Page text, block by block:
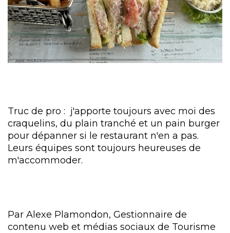
Truc de pro : j'apporte toujours avec moi des
craquelins, du plain tranché et un pain burger
pour dépanner si le restaurant n'en a pas.
Leurs équipes sont toujours heureuses de
m'accommoder.
Par Alexe Plamondon, Gestionnaire de
contenu web et médias sociaux de Tourisme